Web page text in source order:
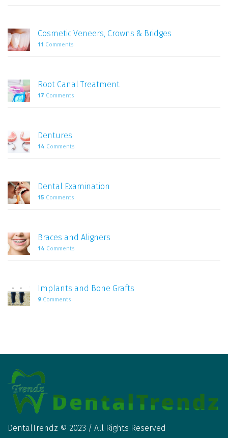
Cosmetic Veneers, Crowns & Bridges
11 Comments
Root Canal Treatment
17 Comments
Dentures
14 Comments
Dental Examination
15 Comments
Braces and Aligners
14 Comments
Implants and Bone Grafts
9 Comments
DentalTrendz © 2023 / All Rights Reserved